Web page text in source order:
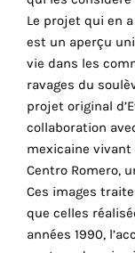
Le projet qui en
est un aperçu
vie dans les
ravages du
projet original
collaboration
mexicaine vivant
Centro Romero,
Ces images
que celles
années 1990,
notre
web.
continuant
utiliser
vous